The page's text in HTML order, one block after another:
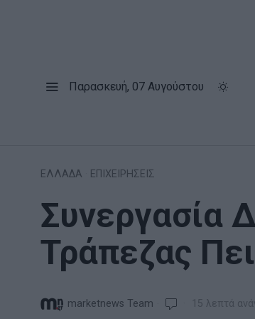
Παρασκευή, 07 Αυγούστου
ΕΛΛΑΔΑ ΕΠΙΧΕΙΡΗΣΕΙΣ
Συνεργασία
Τράπεζας
marketnews Team 15 λεπτά